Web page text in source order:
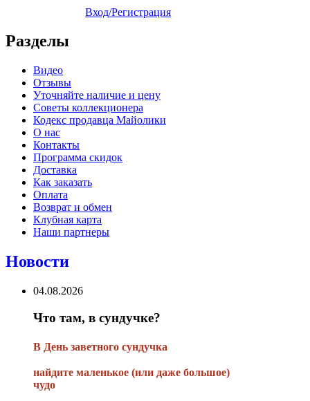
Вход/Регистрация
Разделы
Видео
Отзывы
Уточняйте наличие и цену
Советы коллекционера
Кодекс продавца Майолики
О нас
Контакты
Программа скидок
Доставка
Как заказать
Оплата
Возврат и обмен
Клубная карта
Наши партнеры
Новости
04.08.2026
Что там, в сундучке?
В День заветного сундучка
найдите маленькое (или даже большое)
чудо